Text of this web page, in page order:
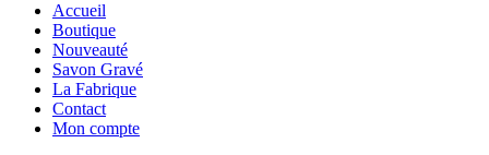
Accueil
Boutique
Nouveauté
Savon Gravé
La Fabrique
Contact
Mon compte